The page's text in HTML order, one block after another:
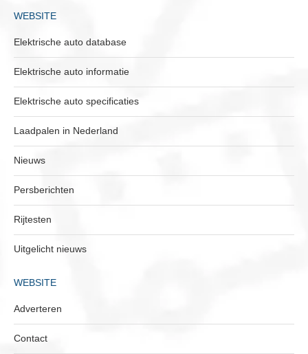
WEBSITE
Elektrische auto database
Elektrische auto informatie
Elektrische auto specificaties
Laadpalen in Nederland
Nieuws
Persberichten
Rijtesten
Uitgelicht nieuws
WEBSITE
Adverteren
Contact